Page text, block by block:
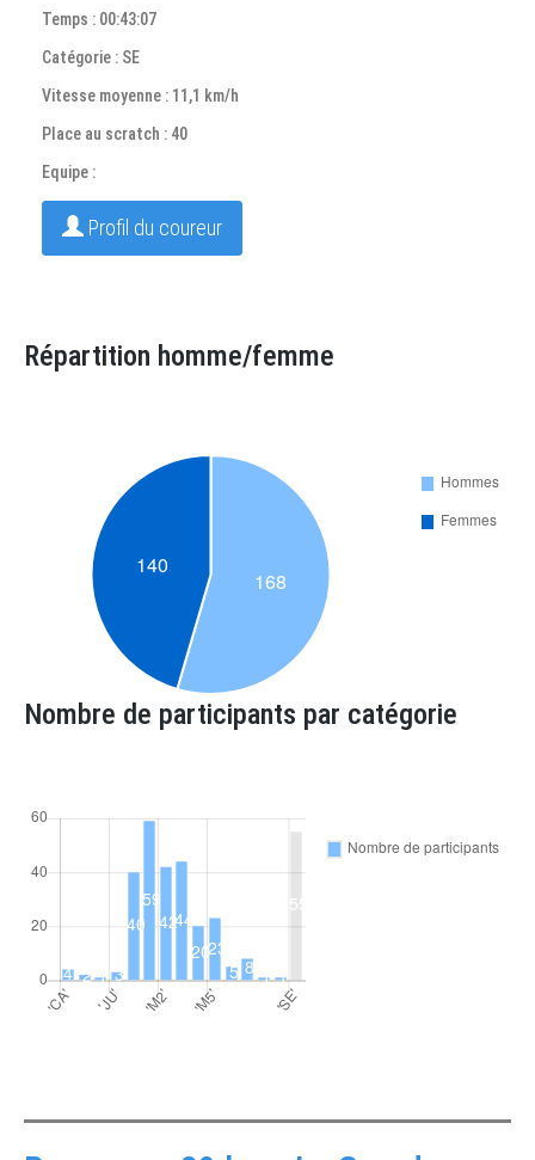
Temps : 00:43:07
Catégorie : SE
Vitesse moyenne : 11,1 km/h
Place au scratch : 40
Equipe :
Profil du coureur
Répartition homme/femme
Nombre de participants par catégorie